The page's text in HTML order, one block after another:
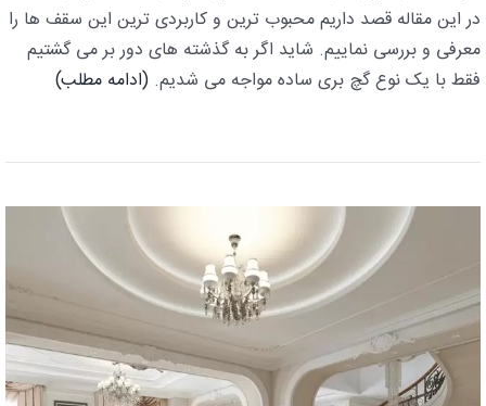
در این مقاله قصد داریم محبوب ترین و کاربردی ترین این سقف ها را
معرفی و بررسی نماییم. شاید اگر به گذشته های دور بر می گشتیم
فقط با یک نوع گچ بری ساده مواجه می شدیم. (ادامه مطلب)